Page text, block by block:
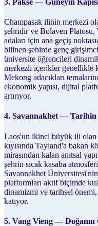
Champasak ilinin merkezi
şehridir ve Bolaven Platosu,
adaları için ana geçiş
bilinen şehirde genç
üniversite öğrencileri
merkezli içerikler genellikle
Mekong adacıkları
ekonomik yapısı, dijital
artırıyor.
4. Savannakhet — Tarihin
Laos'un ikinci büyük ili olan
kıyısında Tayland'a bakan
mirasından kalan anıtsal
şehrin sıcak kasaba
Savannakhet
platformları aktif biçimde
dinamizmi ve tarihsel
katıyor.
5. Vang Vieng — Doğanın